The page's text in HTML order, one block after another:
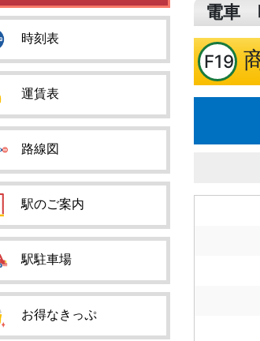
時刻表
運賃表
路線図
駅のご案内
駅駐車場
お得なきっぷ
電車
F19